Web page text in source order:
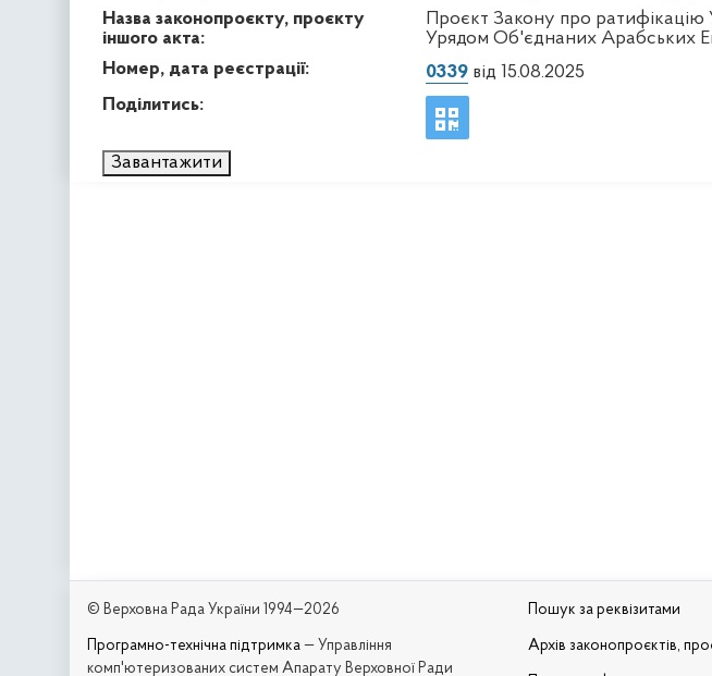
Назва законопроєкту, проєкту
іншого акта:
Проєкт Закону про
Урядом Об'єднаних Арабських
Номер, дата реєстрації:
0339від 15.08.2025
Поділитись:
Завантажити
© Верховна Рада України 1994—2026
Програмно-технічна підтримка — Управління
комп'ютеризованих систем Апарату Верховної Ради
Пошук за реквізитами
Архів законопроєктів,